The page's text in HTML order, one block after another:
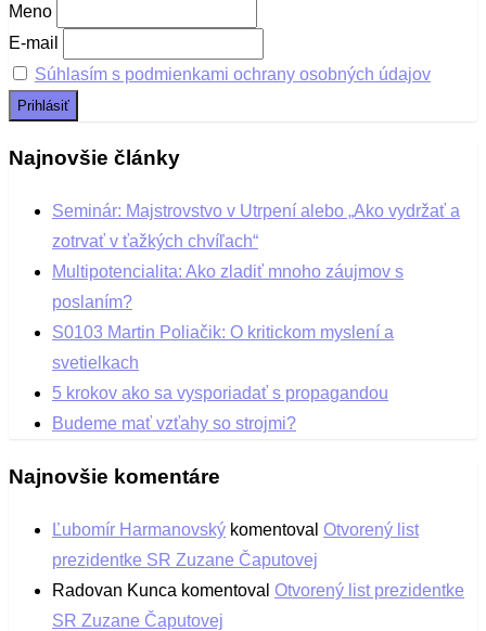
Meno
E-mail
Súhlasím s podmienkami ochrany osobných údajov
Najnovšie články
Seminár: Majstrovstvo v Utrpení alebo „Ako vydržať a
zotrvať v ťažkých chvíľach“
Multipotencialita: Ako zladiť mnoho záujmov s
poslaním?
S0103 Martin Poliačik: O kritickom myslení a
svetielkach
5 krokov ako sa vysporiadať s propagandou
Budeme mať vzťahy so strojmi?
Najnovšie komentáre
Ľubomír Harmanovský komentoval Otvorený list
prezidentke SR Zuzane Čaputovej
Radovan Kunca komentoval Otvorený list prezidentke
SR Zuzane Čaputovej